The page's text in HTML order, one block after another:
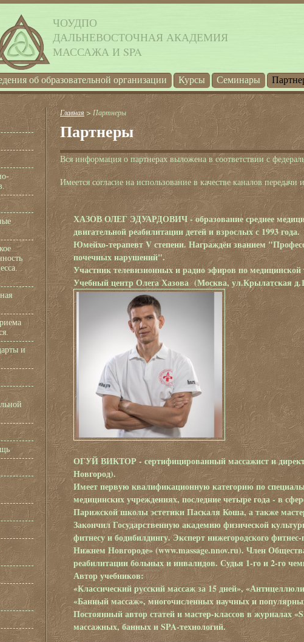
ЧОУДПО
ДАЛЬНЕВОСТОЧНАЯ АКАДЕМИЯ
МАССАЖА И SPA
об образовательной организации Курсы Семинары
и
Главная > Партнеры
Партнеры
Вся информация о партнерах выложена в соответствии с
Имеется согласие на использование в качестве каналов
ХАЗОВ ОЛЕГ ЭДУАРДОВИЧ - образование среднее
двигательной реабилитации детей и взрослых с 1993 года.
Юмейхо-терапевт V степени. Награждён званием
почечных нарушений".
Участник телевизионных и радио эфиров по
Учебный центр Олега Хазова (Москва, ул.Крылатская
ОГУЙ ВИКТОР - сертифицированный массажист и
Новгород).
Имеет первую квалификационную категорию по
медицинских учреждениях, последние четыре года - в
Парижской школы эстетики Паскаля Коша, а также
Закончил Государственную академию физической
фитнесу и бодибилдингу. Эксперт нижегородского
Нижнем Новгороде» (www.massage.nnov.ru). Член
реабилитации больных и инвалидов. Судья 1-го и 2-го
Автор учебников:
«Классический русский массаж за 15 дней»,
«Банный массаж», многочисленных научных и
Постоянный автор статей и мастер-классов в журналах
массажных, банных и SPA-технологий.